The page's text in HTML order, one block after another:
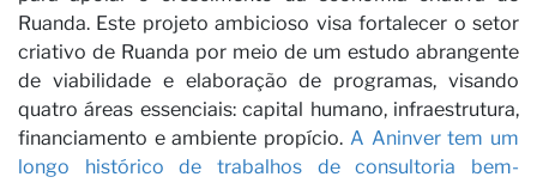
Ruanda. Este projeto ambicioso visa fortalecer o setor
criativo de Ruanda por meio de um estudo abrangente
de viabilidade e elaboração de programas, visando
quatro áreas essenciais: capital humano, infraestrutura,
financiamento e ambiente propício. A Aninver tem um
longo histórico de trabalhos de consultoria bem-